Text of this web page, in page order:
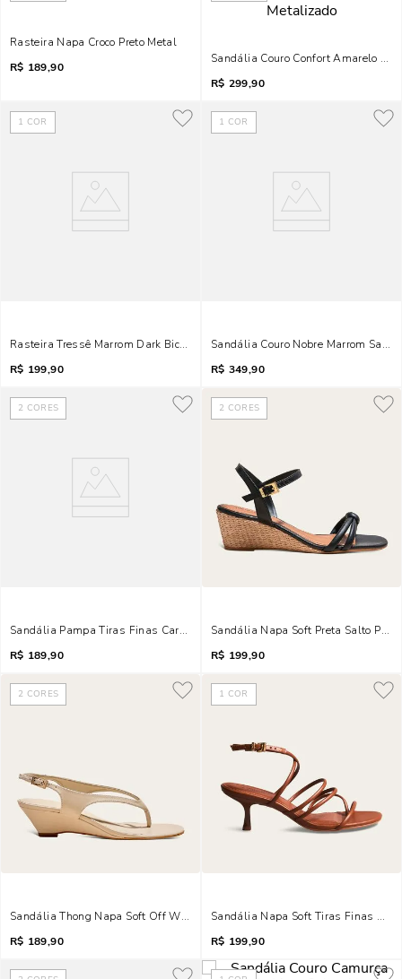
Rasteira Napa Croco Preto Metal
R$ 189,90
Sandália Couro Confort Amarelo
R$ 299,90
1 COR
Rasteira Tressê Marrom Dark Bico Redondo Metal
R$ 199,90
1 COR
Sandália Couro Nobre Marrom Salto
R$ 349,90
2 CORES
Sandália Pampa Tiras Finas Caramelo Salto Lâmina
R$ 189,90
2 CORES
Sandália Napa Soft Preta Salto
R$ 199,90
2 CORES
Sandália Thong Napa Soft Off White Salto Anabela
R$ 189,90
1 COR
Sandália Napa Soft Tiras Finas
R$ 199,90